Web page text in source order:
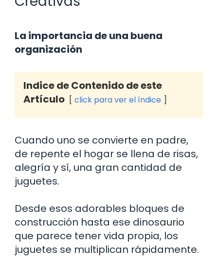
La importancia de una buena
organización
Indice de Contenido de este
Artículo
click para ver el índice
Cuando uno se convierte en padre,
de repente el hogar se llena de risas,
alegría y sí, una gran cantidad de
juguetes.
Desde esos adorables bloques de
construcción hasta ese dinosaurio
que parece tener vida propia, los
juguetes se multiplican rápidamente.